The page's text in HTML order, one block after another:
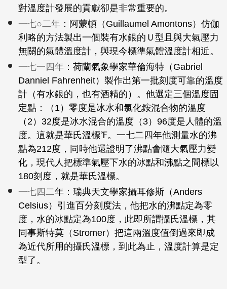
對溫度計發展的貢獻卻是非常重要的。
一七○二年 ：阿蒙頓（Guillaumel Amontons）仿伽
利略的方法製出一個裝有水銀的Ｕ型且與大氣壓力
無關的氣體溫度計，與現今標準氣體溫度計相近。
一七一四年 ：荷蘭氣象學家華倫海特（Gabriel
Danniel Fahrenheit）製作出第一批刻度可靠的溫度
計（有水銀的，也有酒精的）。他選定三個溫度固
定點：（1）零度是冰水和氯化銨混合物的溫度
（2）32度是冰水混合的溫度（3）96度是人體的溫
度。這就是華氏溫標℉。一七二四年他測量水的沸
點為212度，同時他還證明了沸點會隨大氣壓力變
化，現代人把標準氣壓下水的冰點和沸點之間標以
180刻度，就是華氏溫標。
一七四二年：瑞典天文學家攝耳修斯（Anders
Celsius）引進百分刻度法，他把水的沸點定為零
度，水的冰點定為100度，此即所謂攝氏溫標，其
同事斯特莫（Stromer）把這兩溫度值倒過來即成
為近代所用的攝氏溫標，到此為止，溫度計算是定
型了。